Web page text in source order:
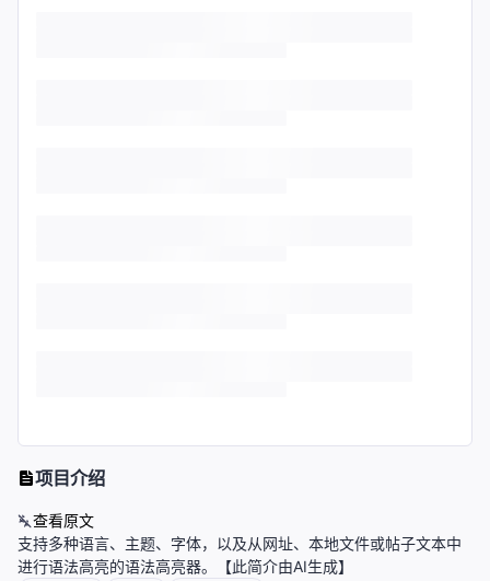
项目介绍
查看原文
支持多种语言、主题、字体，以及从网址、本地文件或帖子文本中
进行语法高亮的语法高亮器。【此简介由AI生成】